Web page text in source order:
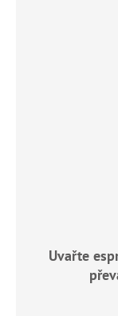
Uvařte